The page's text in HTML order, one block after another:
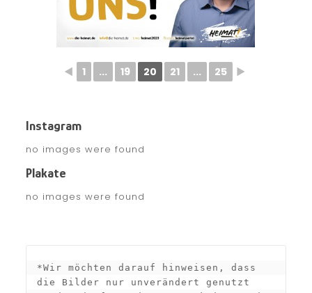
◄ 1 ... 19 20 21 ... 25 ►
Instagram
no images were found
Plakate
no images were found
*Wir möchten darauf hinweisen, dass
die Bilder nur unverändert genutzt